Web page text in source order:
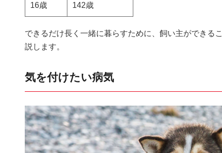
16歳 142歳
できるだけ長く一緒に暮らすために、飼い主ができる
説します。
気を付けたい病気